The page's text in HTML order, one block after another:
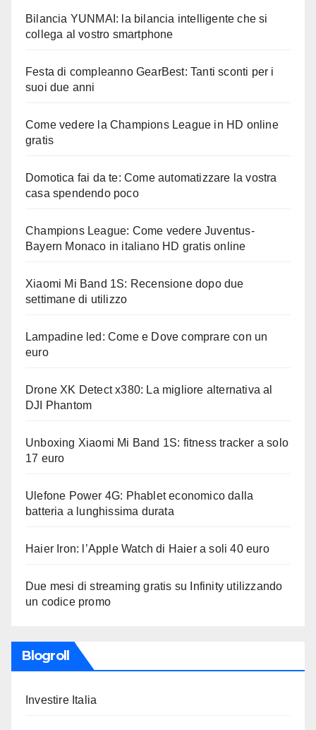
Bilancia YUNMAI: la bilancia intelligente che si
collega al vostro smartphone
Festa di compleanno GearBest: Tanti sconti per i
suoi due anni
Come vedere la Champions League in HD online
gratis
Domotica fai da te: Come automatizzare la vostra
casa spendendo poco
Champions League: Come vedere Juventus-
Bayern Monaco in italiano HD gratis online
Xiaomi Mi Band 1S: Recensione dopo due
settimane di utilizzo
Lampadine led: Come e Dove comprare con un
euro
Drone XK Detect x380: La migliore alternativa al
DJI Phantom
Unboxing Xiaomi Mi Band 1S: fitness tracker a solo
17 euro
Ulefone Power 4G: Phablet economico dalla
batteria a lunghissima durata
Haier Iron: l’Apple Watch di Haier a soli 40 euro
Due mesi di streaming gratis su Infinity utilizzando
un codice promo
Blogroll
Investire Italia